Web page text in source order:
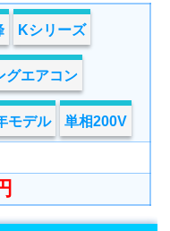
Kシリーズ
グエアコン
モデル 単相200V